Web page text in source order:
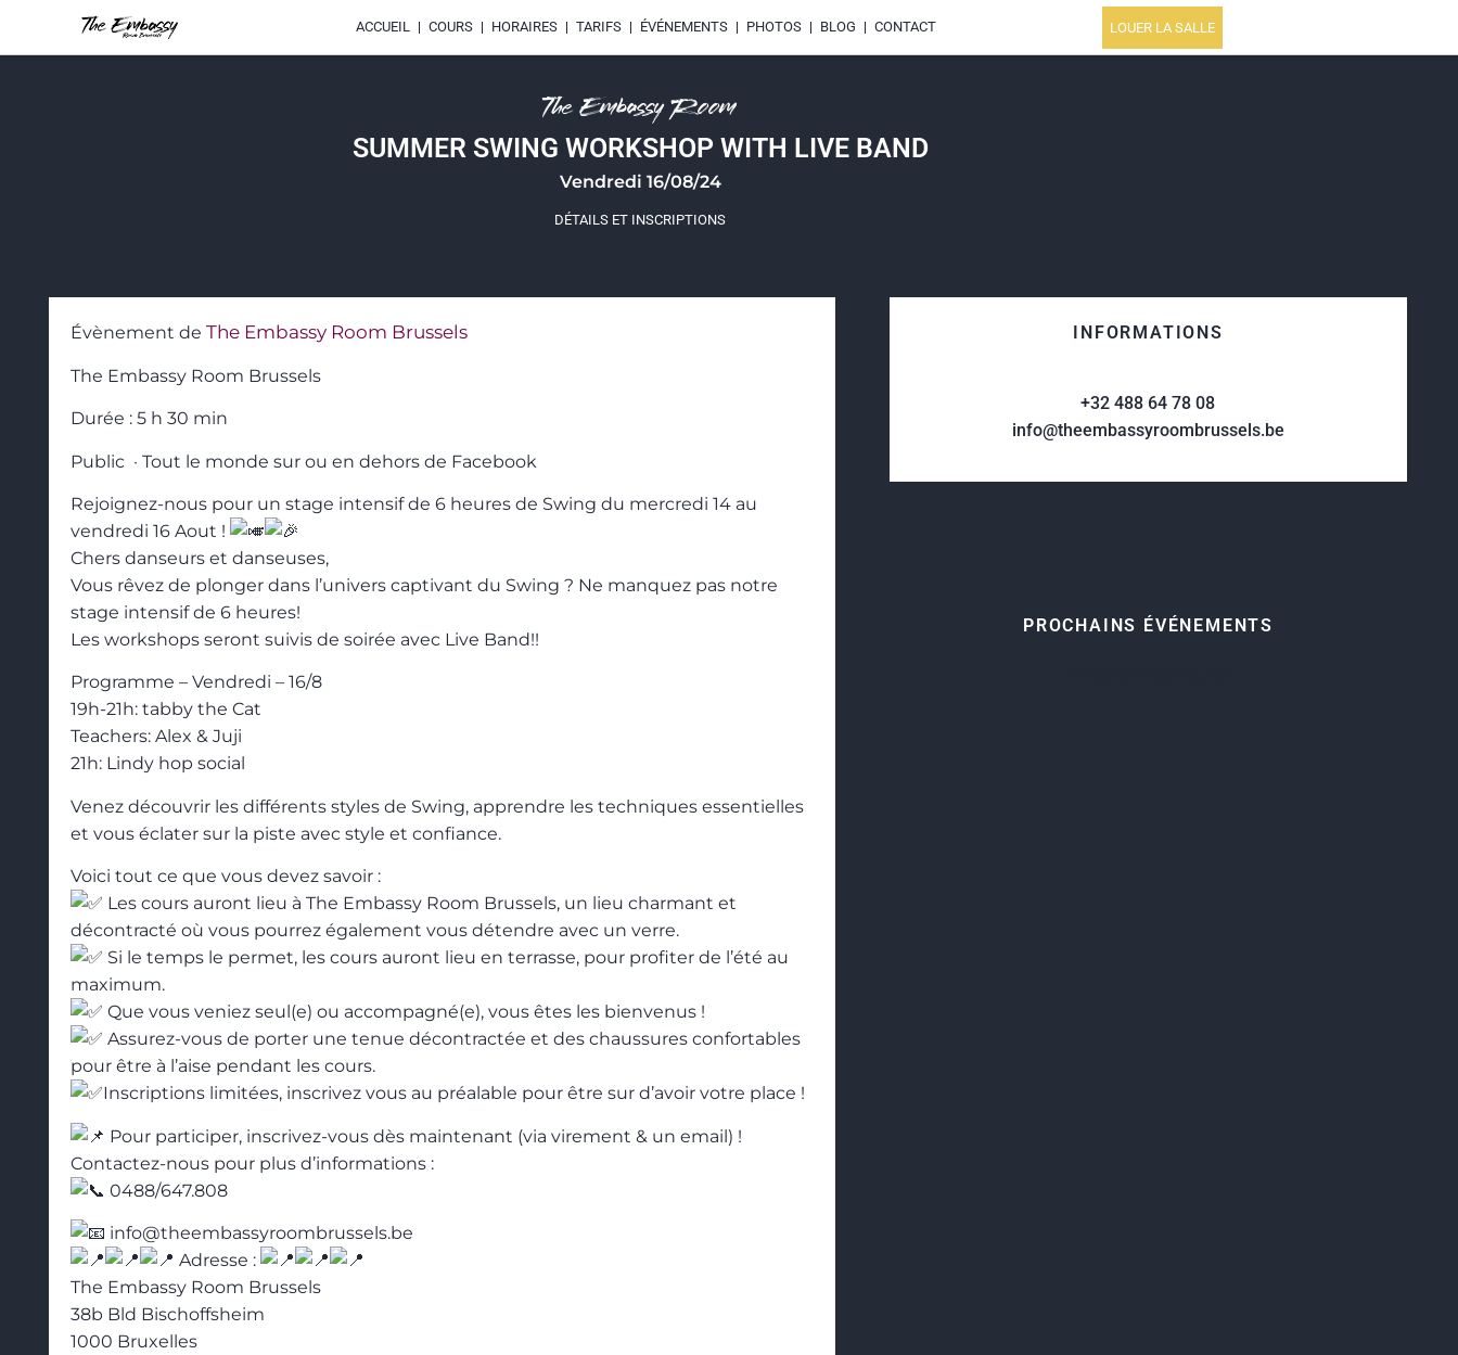
ACCUEIL COURS HORAIRES TARIFS ÉVÉNEMENTS PHOTOS BLOG CONTACT LOUER LA SALLE
The Embassy Room
SUMMER SWING WORKSHOP WITH LIVE BAND
Vendredi 16/08/24
DÉTAILS ET INSCRIPTIONS
Évènement de The Embassy Room Brussels
The Embassy Room Brussels
Durée : 5 h 30 min
Public · Tout le monde sur ou en dehors de Facebook
Rejoignez-nous pour un stage intensif de 6 heures de Swing du mercredi 14 au
vendredi 16 Aout !
Chers danseurs et danseuses,
Vous rêvez de plonger dans l’univers captivant du Swing ? Ne manquez pas notre
stage intensif de 6 heures!
Les workshops seront suivis de soirée avec Live Band!!
Programme – Vendredi – 16/8
19h-21h: tabby the Cat
Teachers: Alex & Juji
21h: Lindy hop social
Venez découvrir les différents styles de Swing, apprendre les techniques essentielles
et vous éclater sur la piste avec style et confiance.
Voici tout ce que vous devez savoir :
Les cours auront lieu à The Embassy Room Brussels, un lieu charmant et
décontracté où vous pourrez également vous détendre avec un verre.
Si le temps le permet, les cours auront lieu en terrasse, pour profiter de l’été au
maximum.
Que vous veniez seul(e) ou accompagné(e), vous êtes les bienvenus !
Assurez-vous de porter une tenue décontractée et des chaussures confortables
pour être à l’aise pendant les cours.
Inscriptions limitées, inscrivez vous au préalable pour être sur d’avoir votre place !
Pour participer, inscrivez-vous dès maintenant (via virement & un email) !
Contactez-nous pour plus d’informations :
0488/647.808
info@theembassyroombrussels.be
Adresse :
The Embassy Room Brussels
38b Bld Bischoffsheim
1000 Bruxelles
INFORMATIONS
+32 488 64 78 08
info@theembassyroombrussels.be
PROCHAINS ÉVÉNEMENTS